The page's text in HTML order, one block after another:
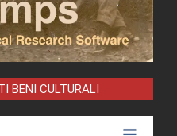
BENI CULTURALI